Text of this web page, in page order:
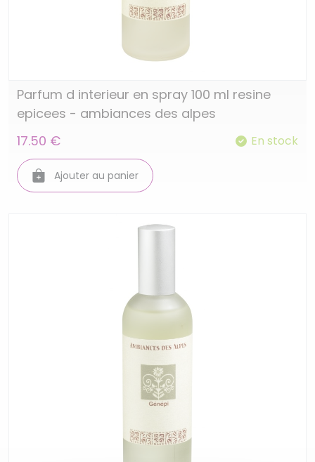
Parfum d interieur en spray 100 ml resine
epicees - ambiances des alpes
17.50 €
En stock
Ajouter au panier